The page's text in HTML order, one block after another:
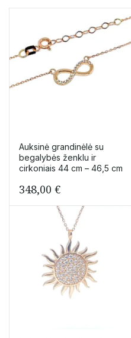
Auksinė grandinėlė su
begalybės ženklu ir
cirkoniais 44 cm – 46,5 cm
348,00 €